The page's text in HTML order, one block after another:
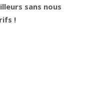
sans nous
!